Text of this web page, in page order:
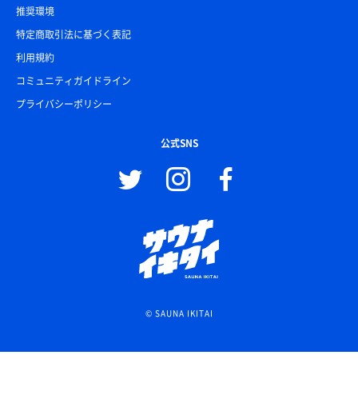
推奨環境
特定商取引法に基づく表記
利用規約
コミュニティガイドライン
プライバシーポリシー
公式SNS
© SAUNA IKITAI